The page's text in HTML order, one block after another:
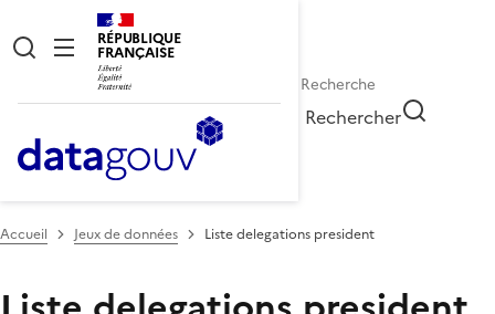
RÉPUBLIQUE
FRANÇAISE
Rechercher
Accueil Jeux de données Liste delegations president